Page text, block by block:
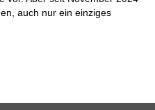
auch nur ein einziges